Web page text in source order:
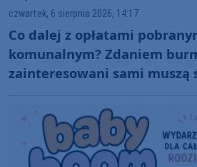
czwartek, 6 sierpnia 2026, 14:17
Co dalej z opłatami
komunalnym? Zdaniem
zainteresowani sami muszą